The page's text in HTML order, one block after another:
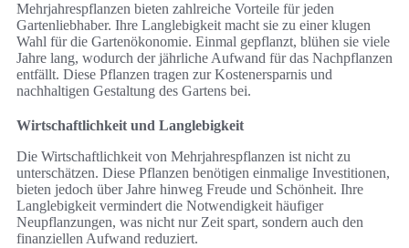
Mehrjahrespflanzen bieten zahlreiche Vorteile für jeden
Gartenliebhaber. Ihre Langlebigkeit macht sie zu einer klugen
Wahl für die Gartenökonomie. Einmal gepflanzt, blühen sie viele
Jahre lang, wodurch der jährliche Aufwand für das Nachpflanzen
entfällt. Diese Pflanzen tragen zur Kostenersparnis und
nachhaltigen Gestaltung des Gartens bei.
Wirtschaftlichkeit und Langlebigkeit
Die Wirtschaftlichkeit von Mehrjahrespflanzen ist nicht zu
unterschätzen. Diese Pflanzen benötigen einmalige Investitionen,
bieten jedoch über Jahre hinweg Freude und Schönheit. Ihre
Langlebigkeit vermindert die Notwendigkeit häufiger
Neupflanzungen, was nicht nur Zeit spart, sondern auch den
finanziellen Aufwand reduziert.